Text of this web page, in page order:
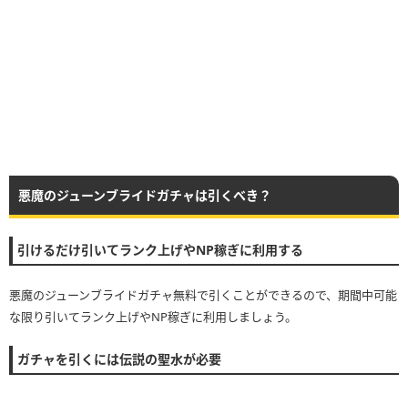
悪魔のジューンブライドガチャは引くべき？
引けるだけ引いてランク上げやNP稼ぎに利用する
悪魔のジューンブライドガチャ無料で引くことができるので、期間中可能
な限り引いてランク上げやNP稼ぎに利用しましょう。
ガチャを引くには伝説の聖水が必要